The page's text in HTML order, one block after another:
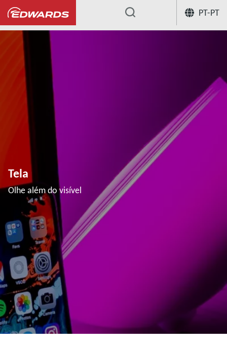
PT-PT
...
Tela
Olhe além do visível